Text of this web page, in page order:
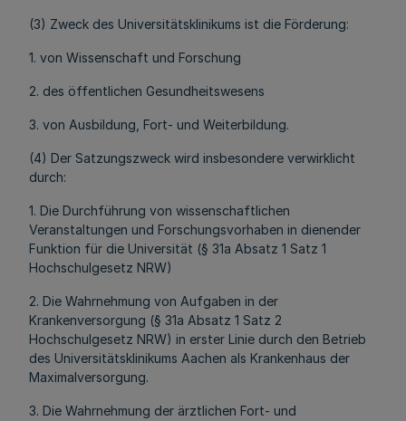
(3) Zweck des Universitätsklinikums ist die Förderung:
1. von Wissenschaft und Forschung
2. des öffentlichen Gesundheitswesens
3. von Ausbildung, Fort- und Weiterbildung.
(4) Der Satzungszweck wird insbesondere verwirklicht
durch:
1. Die Durchführung von wissenschaftlichen
Veranstaltungen und Forschungsvorhaben in dienender
Funktion für die Universität (§ 31a Absatz 1 Satz 1
Hochschulgesetz NRW)
2. Die Wahrnehmung von Aufgaben in der
Krankenversorgung (§ 31a Absatz 1 Satz 2
Hochschulgesetz NRW) in erster Linie durch den Betrieb
des Universitätsklinikums Aachen als Krankenhaus der
Maximalversorgung.
3. Die Wahrnehmung der ärztlichen Fort- und